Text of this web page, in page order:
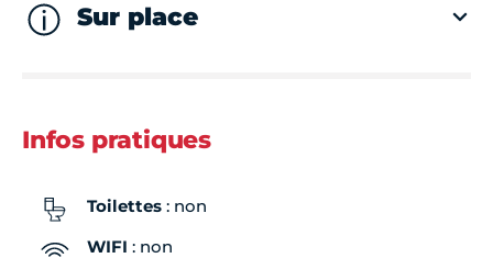
Sur place
Infos pratiques
Toilettes : non
WIFI : non